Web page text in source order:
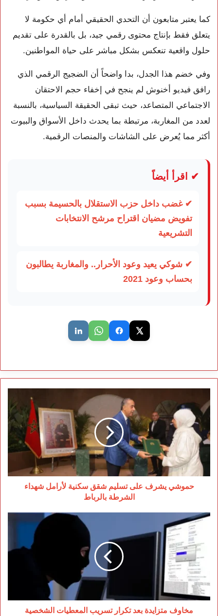
كما يعتبر متابعون أن التحدي الحقيقي أمام أي حكومة لا
يتعلق فقط بإنتاج محتوى رقمي جيد، بل بالقدرة على تقديم
حلول واقعية تنعكس بشكل مباشر على حياة المواطنين.
وفي خضم هذا الجدل، بدا واضحاً أن الضجيج الرقمي الذي
رافق فيديو أخنوش لم ينجح في إخفاء حجم الاحتقان
الاجتماعي المتصاعد، حيث تبقى الحقيقة السياسية، بالنسبة
لعدد من المغاربة، مرتبطة بما يحدث داخل الأسواق والبيوت
أكثر مما يُعرض على الشاشات والمنصات الرقمية.
✔ اقرأ أيضاً
✔ غضب داخل حزب الاستقلال بالحسيمة بسبب
تفويض مضيان اقتراح مرشح الانتخابات
التشريعية
✔ شوكي يعيد وعود الأحرار.. والمغاربة يطالبون
بحساب وعود 2021
حموشي
يشرف
على
تسليم
شقق
سكنية
لأرامل
شهداء
الشرطة
بالرباط
حموشي يشرف على تسليم شقق سكنية لأرامل شهداء
الشرطة بالرباط
مخاوف
متزايدة
بعد
تكرار
تسريب
المعطيات
الشخصية
للمغاربة
مخاوف متزايدة بعد تكرار تسريب المعطيات الشخصية